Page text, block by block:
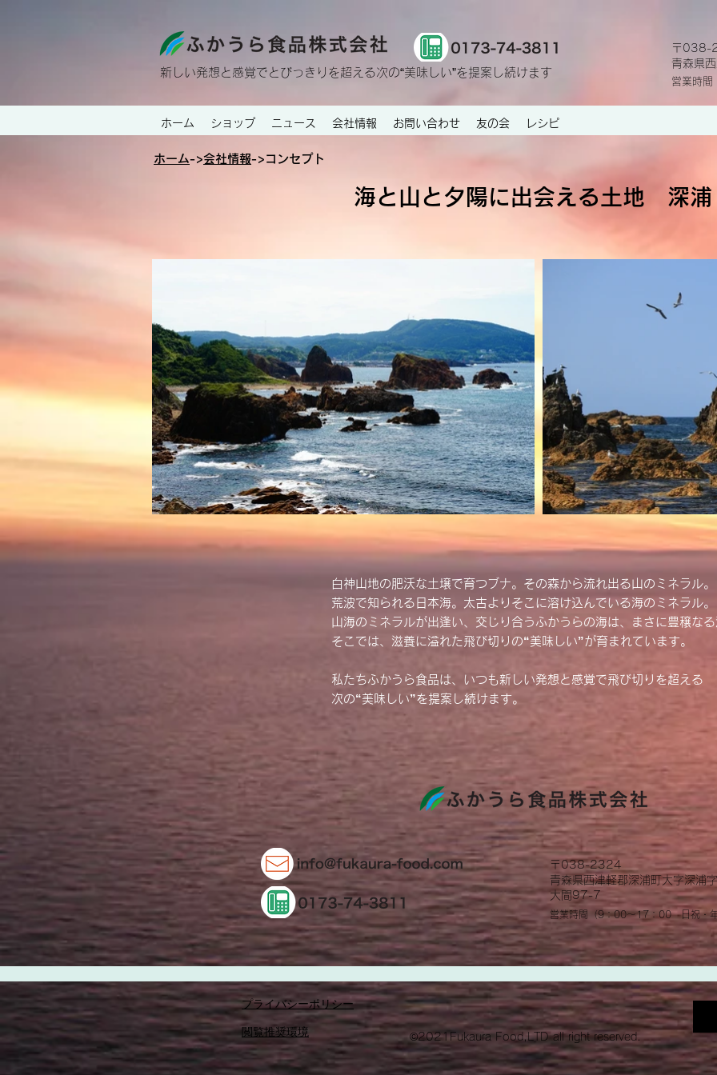
新しい発想と感覚でとびっきり を超える次の“美味しい”を提案し続けます
〒038-
青森県
営業時
ホーム ショップ ニュース 会社情報 お問い合わせ 友の会 レシピ
ホーム->会社情報->コンセプト
海と山と夕陽に出会える土地 深浦
白神山地の肥沃な土壌で育つブナ。その森から流れ出る山のミネラル。
荒波で知られる日本海。太古よりそこに溶け込んでいる海のミネラル。
山海のミネラルが出逢い、交じり合うふかうらの海は、まさに豊穣な
そこでは、滋養に溢れた飛び切りの“美味しい”が育まれています。
私たちふかうら食品は、いつも新しい発想と感覚で飛び切りを超える
次の“美味しい”を提案し続けます。
〒038-2324
青森県西津軽郡深浦町大字深浦
大間97-7
営業時間（9：00～17：00 日祝・
プライバシーポリシー
閲覧推奨環境 ©2021Fukaura Food,LTD all right reserved.